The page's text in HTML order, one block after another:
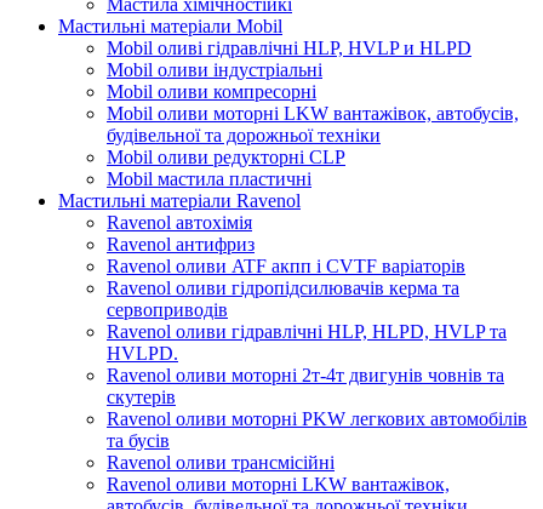
Мастила хімічностійкі
Мастильні матеріали Mobil
Mobil оливі гідравлічні HLP, HVLP и HLPD
Mobil оливи індустріальні
Mobil оливи компресорні
Mobil оливи моторні LKW вантажівок, автобусів,
будівельної та дорожньої техніки
Mobil оливи редукторні CLP
Mobil мастила пластичні
Мастильні матеріали Ravenol
Ravenol автохімія
Ravenol антифриз
Ravenol оливи ATF акпп і CVTF варіаторів
Ravenol оливи гідропідсилювачів керма та
сервоприводів
Ravenol оливи гідравлічні HLP, HLPD, HVLP та
HVLPD.
Ravenol оливи моторні 2т-4т двигунів човнів та
скутерів
Ravenol оливи моторні PKW легкових автомобілів
та бусів
Ravenol оливи трансмісійні
Ravenol оливи моторні LKW вантажівок,